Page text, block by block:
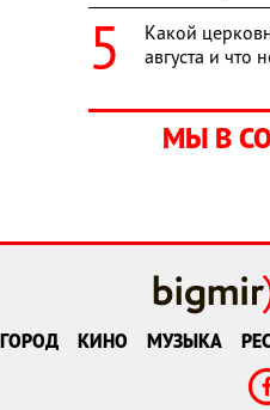
Какой
августа и что
МЫ В
ГОРОД КИНО МУЗЫКА